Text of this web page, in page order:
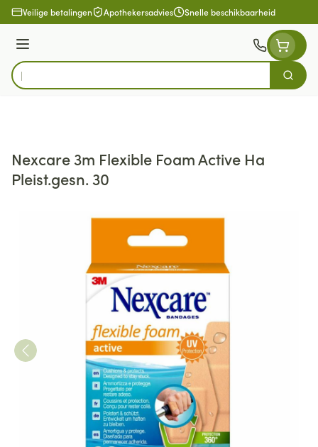
Ga naar de inhoud
Veilige betalingen Apothekersadvies Snelle beschikbaarheid
Menu
Product, merk, categorie...
Zoek
Nexcare 3m Flexible Foam Active Ha
Pleist.gesn. 30